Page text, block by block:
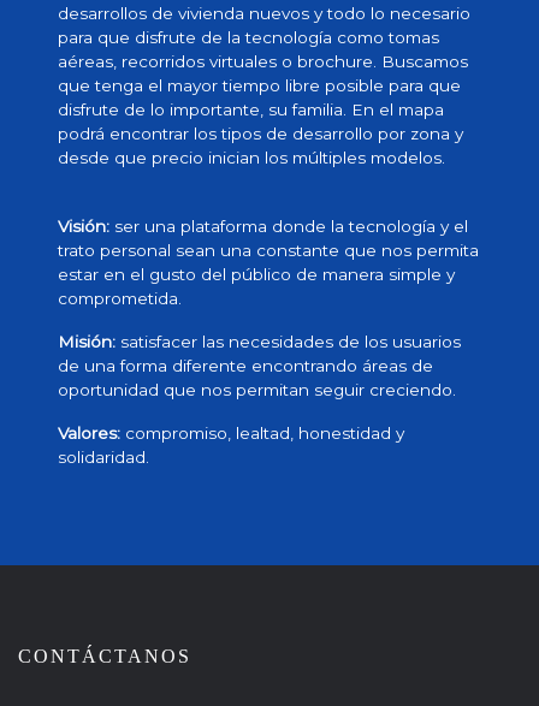
desarrollos de vivienda nuevos y todo lo necesario
para que disfrute de la tecnología como tomas
aéreas, recorridos virtuales o brochure. Buscamos
que tenga el mayor tiempo libre posible para que
disfrute de lo importante, su familia. En el mapa
podrá encontrar los tipos de desarrollo por zona y
desde que precio inician los múltiples modelos.
Visión: ser una plataforma donde la tecnología y el
trato personal sean una constante que nos permita
estar en el gusto del público de manera simple y
comprometida.
Misión: satisfacer las necesidades de los usuarios
de una forma diferente encontrando áreas de
oportunidad que nos permitan seguir creciendo.
Valores: compromiso, lealtad, honestidad y
solidaridad.
CONTÁCTANOS